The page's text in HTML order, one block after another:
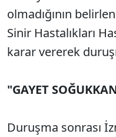
olmadığının
Sinir Hastalıkları
karar vererek
"GAYET
Duruşma sonrası